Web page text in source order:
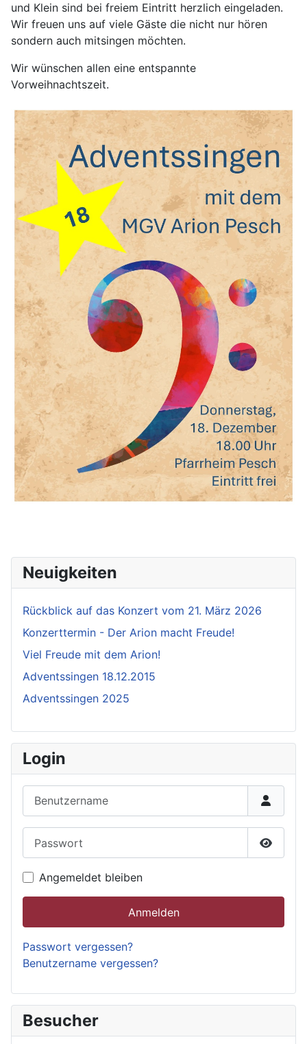
und Klein sind bei freiem Eintritt herzlich eingeladen.
Wir freuen uns auf viele Gäste die nicht nur hören
sondern auch mitsingen möchten.
Wir wünschen allen eine entspannte
Vorweihnachtszeit.
Neuigkeiten
Rückblick auf das Konzert vom 21. März 2026
Konzerttermin - Der Arion macht Freude!
Viel Freude mit dem Arion!
Adventssingen 18.12.2015
Adventssingen 2025
Login
Angemeldet bleiben
Anmelden
Passwort vergessen?
Benutzername vergessen?
Besucher